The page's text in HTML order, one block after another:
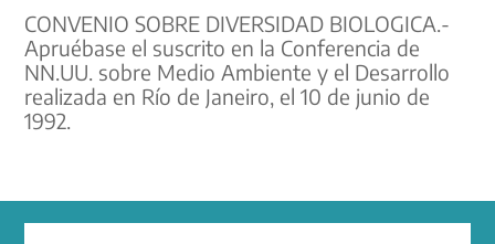
CONVENIO SOBRE DIVERSIDAD BIOLOGICA.-
Apruébase el suscrito en la Conferencia de
NN.UU. sobre Medio Ambiente y el Desarrollo
realizada en Río de Janeiro, el 10 de junio de
1992.